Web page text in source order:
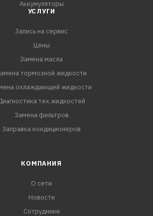
Аккумуляторы
УСЛУГИ
Запись на сервис
Цены
Замена масла
тормозной жидкости
охлаждающей жидкости
тех.жидкостей
Замена фильтров
Заправка кондиционеров
КОМПАНИЯ
О сети
Новости
Сотрудники